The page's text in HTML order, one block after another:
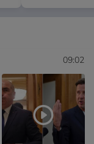
09:02